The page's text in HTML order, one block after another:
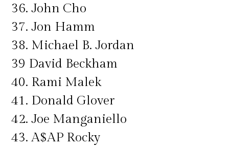
36. John Cho
37. Jon Hamm
38. Michael B. Jordan
39 David Beckham
40. Rami Malek
41. Donald Glover
42. Joe Manganiello
43. A$AP Rocky